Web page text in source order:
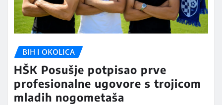
BIH I OKOLICA
HŠK Posušje potpisao prve
profesionalne ugovore s trojicom
mladih nogometaša